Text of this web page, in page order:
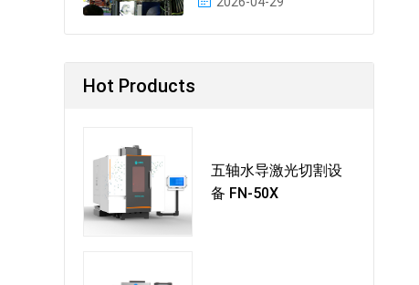
Hot Products
五轴水导激光切割设
备 FN-50X